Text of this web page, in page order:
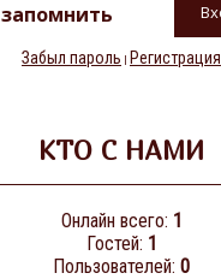
запомнить
Забыл пароль | Регистрация
КТО С НАМИ
Онлайн всего: 1
Гостей: 1
Пользователей: 0